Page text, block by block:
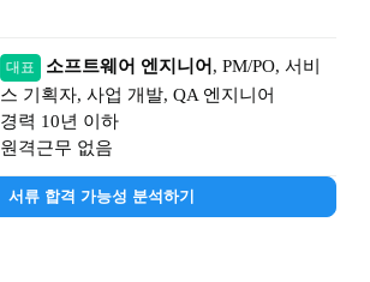
대표 소프트웨어 엔지니어 , PM/PO, 서비
스 기획자, 사업 개발, QA 엔지니어
경력 10년 이하
원격근무 없음
서류 합격 가능성 분석하기